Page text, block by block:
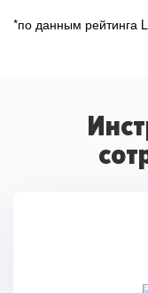
*по данным рейтинга